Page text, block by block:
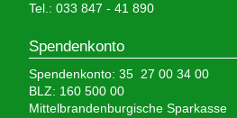
Tel.: 033 847 - 41 890
Spendenkonto
Spendenkonto: 35 27 00 34 00
BLZ: 160 500 00
Mittelbrandenburgische Sparkasse